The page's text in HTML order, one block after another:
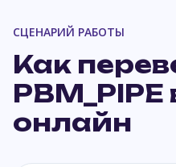
СЦЕНАРИЙ РАБОТЫ
Как
PBM_PIPE
онлайн